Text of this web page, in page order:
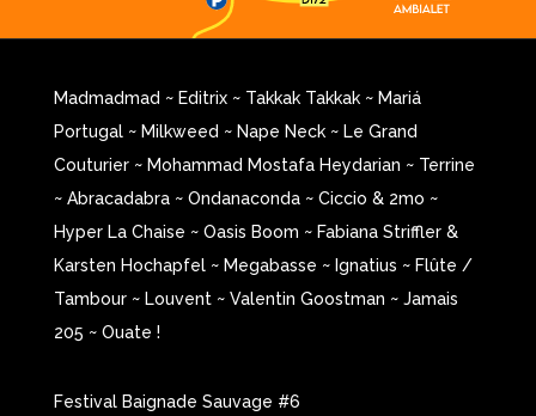
Madmadmad ~ Editrix~ Takkak Takkak~ Mariá
Portugal~ Milkweed ~ Nape Neck~ Le Grand
Couturier~ Mohammad Mostafa Heydarian ~ Terrine
~ Abracadabra~ Ondanaconda~ Ciccio & 2mo ~
Hyper La Chaise ~ Oasis Boom ~ Fabiana Striffler &
Karsten Hochapfel~ Megabasse ~ Ignatius ~ Flûte /
Tambour~ Louvent ~ Valentin Goostman ~ Jamais
205 ~ Ouate !
Festival Baignade Sauvage #6